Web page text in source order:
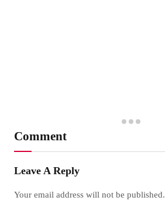
Comment
Leave A Reply
Your email address will not be published.